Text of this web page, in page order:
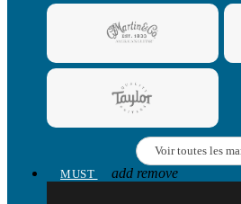
Voir toutes les
MUST
add remove